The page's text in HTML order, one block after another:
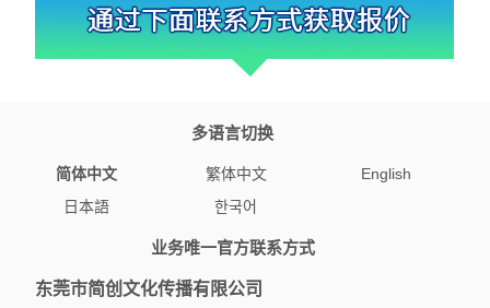
多语言切换
简体中文 繁体中文
English
日本語
한국어
业务唯一官方联系方式
东莞市简创文化传播有限公司